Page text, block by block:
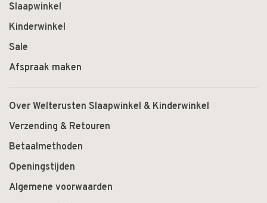
Slaapwinkel
Kinderwinkel
Sale
Afspraak maken
Over Welterusten Slaapwinkel & Kinderwinkel
Verzending & Retouren
Betaalmethoden
Openingstijden
Algemene voorwaarden